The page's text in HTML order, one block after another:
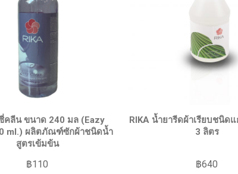
QUICK VIEW
คลีน ขนาด 240 มล (Eazy
ml.) ผลิตภัณฑ์ซักผ้าชนิดน้ำ
สูตรเข้มข้น
฿110
QUICK VIEW
RIKA น้ำยารีดผ้าเรียบชนิด
3 ลิตร
฿640